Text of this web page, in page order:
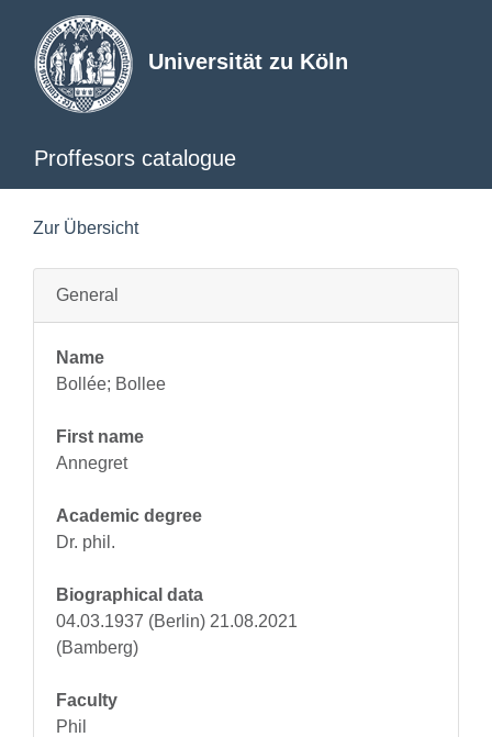
Universität zu Köln
Proffesors catalogue
Zur Übersicht
General
Name
Bollée; Bollee
First name
Annegret
Academic degree
Dr. phil.
Biographical data
04.03.1937 (Berlin) 21.08.2021
(Bamberg)
Faculty
Phil